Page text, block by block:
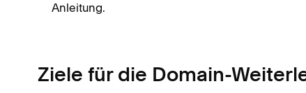
Anleitung.
Ziele für die Domain-